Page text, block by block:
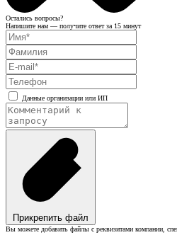
Остались вопросы?
Напишите нам — получите ответ за 15 минут
Данные организации или ИП
Прикрепить файл
Вы можете добавить файлы с реквизитами компании,